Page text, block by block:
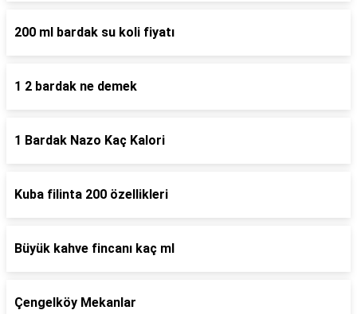
200 ml bardak su koli fiyatı
1 2 bardak ne demek
1 Bardak Nazo Kaç Kalori
Kuba filinta 200 özellikleri
Büyük kahve fincanı kaç ml
Çengelköy Mekanlar